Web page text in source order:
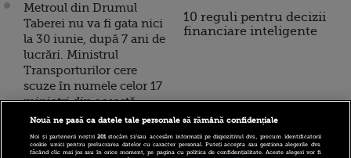
Metroul din Drumul
Taberei nu va fi gata nici
la 30 iunie, după 7 ani de
lucrări. Ministrul
Transporturilor cere
scuze în numele celor 17
miniştri din această
perioadă
Ministrul Transporturilor
10 reguli pentru decizii
financiare inteligente
Nouă ne pasă ca datele tale personale să rămână confidențiale
Noi și partenerii noștri201stocăm și/sau accesăm informații pe dispozitivul dvs., precum identificatorii
cookie unici pentru prelucrarea datelor cu caracter personal. Puteți accepta sau gestiona alegerile dvs.
făcând clic mai jos sau în orice moment, pe pagina cu politica de confidențialitate. Aceste alegeri vor fi